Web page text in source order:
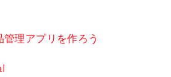
理アプリを作ろう